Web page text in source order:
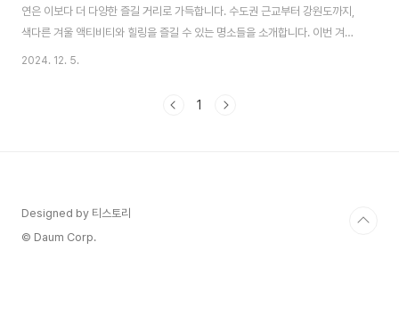
연은 이보다 더 다양한 즐길 거리로 가득합니다. 수도권 근교부터 강원도까지,
색다른 겨울 액티비티와 힐링을 즐길 수 있는 명소들을 소개합니다. 이번 겨울,
새로운 추억을 만들어볼 준비가 되셨나요? 겨울 여행을 위한 가이드를 지금 시
설피 트레킹과 스노우슈 하이킹추천 장소: 강원도 평창 알펜시아 리조트눈 덮
2024. 12. 5.
1
Designed by 티스토리
© Daum Corp.